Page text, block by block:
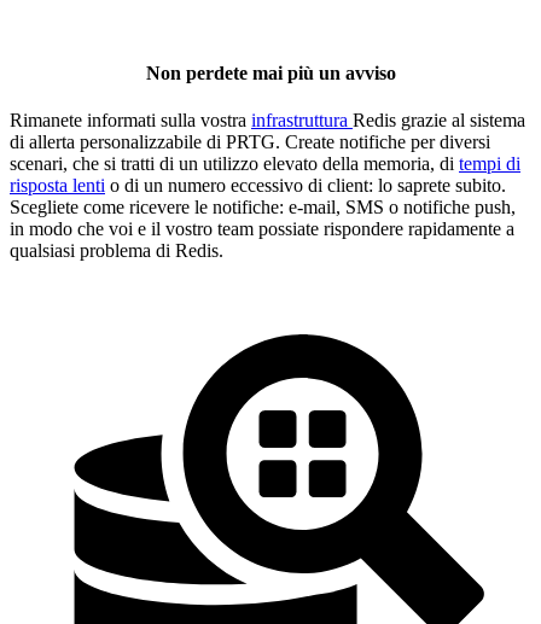
Non perdete mai più un avviso
Rimanete informati sulla vostra infrastruttura Redis grazie al sistema
di allerta personalizzabile di PRTG. Create notifiche per diversi
scenari, che si tratti di un utilizzo elevato della memoria, di tempi di
risposta lenti o di un numero eccessivo di client: lo saprete subito.
Scegliete come ricevere le notifiche: e-mail, SMS o notifiche push,
in modo che voi e il vostro team possiate rispondere rapidamente a
qualsiasi problema di Redis.